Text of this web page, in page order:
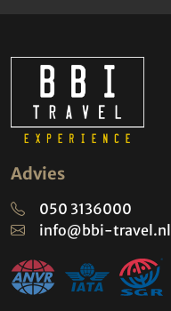
Advies
050 3136000
info@bbi-travel.nl